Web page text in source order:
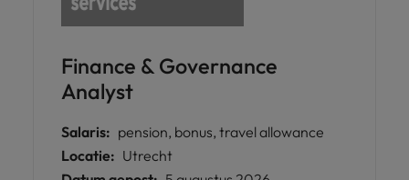
Finance & Governance
Analyst
Salaris: pension, bonus, travel allowance
Locatie: Utrecht